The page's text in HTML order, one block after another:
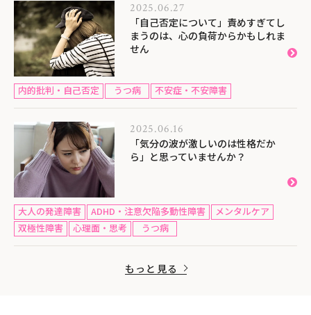
2025.06.27
「自己否定について」責めすぎてし
まうのは、心の負荷からかもしれま
せん
内的批判・自己否定 うつ病 不安症・不安障害
2025.06.16
「気分の波が激しいのは性格だか
ら」と思っていませんか？
大人の発達障害 ADHD・注意欠陥多動性障害
メンタルケア
双極性障害
心理面・思考 うつ病
もっと見る